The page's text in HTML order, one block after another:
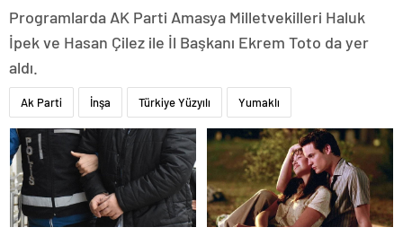
Programlarda AK Parti Amasya Milletvekilleri Haluk
İpek ve Hasan Çilez ile İl Başkanı Ekrem Toto da yer
aldı.
Ak Parti İnşa Türkiye Yüzyılı Yumaklı